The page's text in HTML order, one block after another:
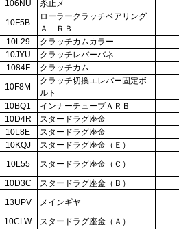
106NU 糸止メ
10F5B
ローラークラッチベアリング
Ａ－ＲＢ
10L29 クラッチカムカラー
10JYU クラッチレバーバネ
1084F クラッチカム
10F8M
クラッチ切換エレバー固定ボ
ルト
10BQ1 インナーチューブＡＲＢ
10D4R スタードラグ座金
10L8E スタードラグ座金
10KQJ スタードラグ座金（Ｅ）
10L55 スタードラグ座金（Ｃ）
10D3C スタードラグ座金（Ｂ）
13UPV メインギヤ
10CLW スタードラグ座金（Ａ）